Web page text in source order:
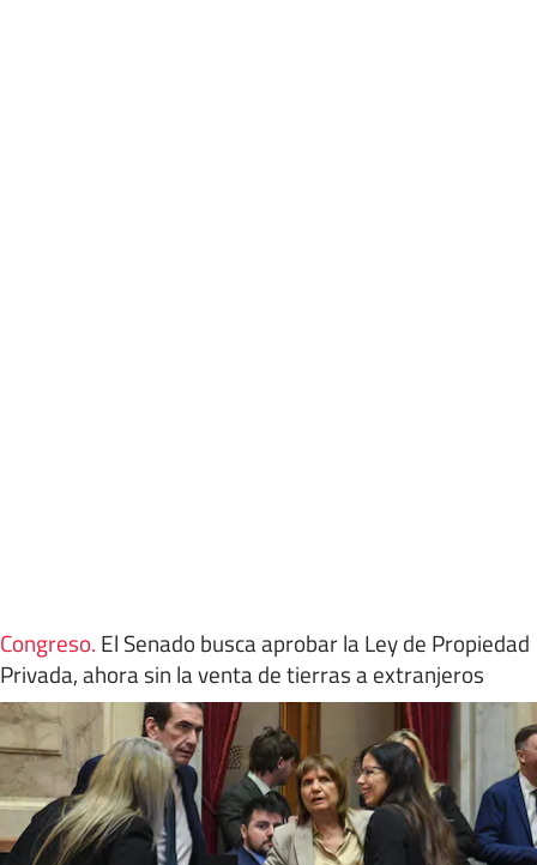
Congreso. El Senado busca aprobar la Ley de Propiedad
Privada, ahora sin la venta de tierras a extranjeros